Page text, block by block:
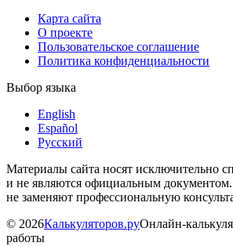
Карта сайта
О проекте
Пользовательское соглашение
Политика конфиденциальности
Выбор языка
English
Español
Русский
Материалы сайта носят исключительно
и не являются официальным документом.
не заменяют профессиональную
© 2026Калькуляторов.руОнлайн-
работы